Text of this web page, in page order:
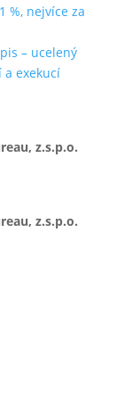
%, nejvíce za
– ucelený
a exekucí
z.s.p.o.
z.s.p.o.